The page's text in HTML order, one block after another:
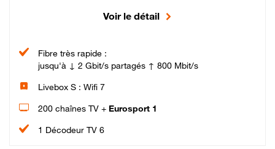
Voir le détail
Fibre très rapide :
jusqu'à ↓ 2 Gbit/s partagés ↑ 800 Mbit/s
Livebox S : Wifi 7
200 chaînes TV + Eurosport 1
1 Décodeur TV 6